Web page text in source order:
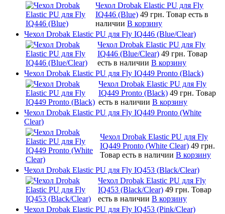
Чехол Drobak Elastic PU для Fly
IQ446 (Blue) 49 грн. Товар есть в
наличии В корзину
Чехол Drobak Elastic PU для Fly IQ446 (Blue/Сlear)
Чехол Drobak Elastic PU для Fly
IQ446 (Blue/Сlear) 49 грн. Товар
есть в наличии В корзину
Чехол Drobak Elastic PU для Fly IQ449 Pronto (Black)
Чехол Drobak Elastic PU для Fly
IQ449 Pronto (Black) 49 грн. Товар
есть в наличии В корзину
Чехол Drobak Elastic PU для Fly IQ449 Pronto (White
Clear)
Чехол Drobak Elastic PU для Fly
IQ449 Pronto (White Clear) 49 грн.
Товар есть в наличии В корзину
Чехол Drobak Elastic PU для Fly IQ453 (Black/Clear)
Чехол Drobak Elastic PU для Fly
IQ453 (Black/Clear) 49 грн. Товар
есть в наличии В корзину
Чехол Drobak Elastic PU для Fly IQ453 (Pink/Clear)